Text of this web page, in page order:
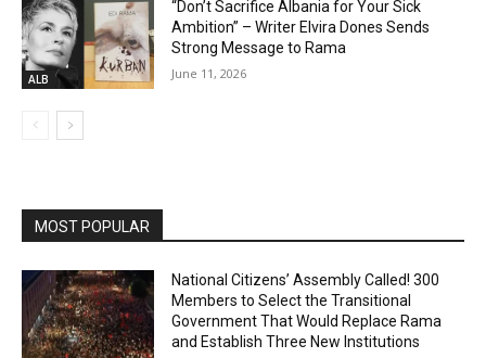
ALB
“Don’t Sacrifice Albania for Your Sick
Ambition” – Writer Elvira Dones Sends
Strong Message to Rama
June 11, 2026
MOST POPULAR
National Citizens’ Assembly Called! 300
Members to Select the Transitional
Government That Would Replace Rama
and Establish Three New Institutions